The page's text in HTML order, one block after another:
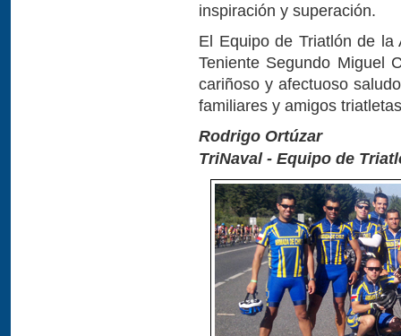
inspiración y superación.
El Equipo de Triatlón de
Teniente Segundo Miguel
cariñoso y afectuoso
familiares y amigos
Rodrigo Ortúzar
TriNaval - Equipo de